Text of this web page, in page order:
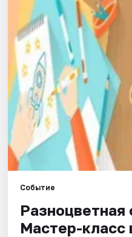
Площадки
Артисты
Рейтинги
Событие
Разноцветная
Мастер-класс